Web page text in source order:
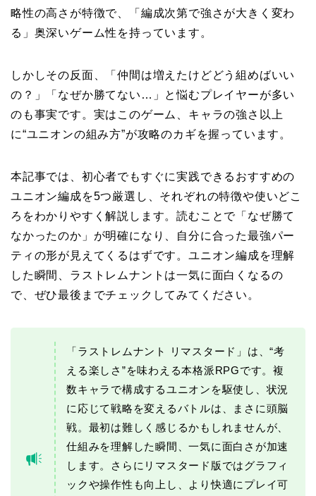
略性の高さが特徴で、「編成次第で強さが大きく変わ
る」奥深いゲーム性を持っています。
しかしその反面、「仲間は増えたけどどう組めばいい
の？」「なぜか勝てない…」と悩むプレイヤーが多い
のも事実です。実はこのゲーム、キャラの強さ以上
に“ユニオンの組み方”が攻略のカギを握っています。
本記事では、初心者でもすぐに実践できるおすすめの
ユニオン編成を5つ厳選し、それぞれの特徴や使いどこ
ろをわかりやすく解説します。読むことで「なぜ勝て
なかったのか」が明確になり、自分に合った最強パー
ティの形が見えてくるはずです。ユニオン編成を理解
した瞬間、ラストレムナントは一気に面白くなるの
で、ぜひ最後までチェックしてみてください。
「ラストレムナント リマスタード」は、“考
える楽しさ”を味わえる本格派RPGです。複
数キャラで構成するユニオンを駆使し、状況
に応じて戦略を変えるバトルは、まさに頭脳
戦。最初は難しく感じるかもしれませんが、
仕組みを理解した瞬間、一気に面白さが加速
します。さらにリマスタード版ではグラフィ
ックや操作性も向上し、より快適にプレイ可